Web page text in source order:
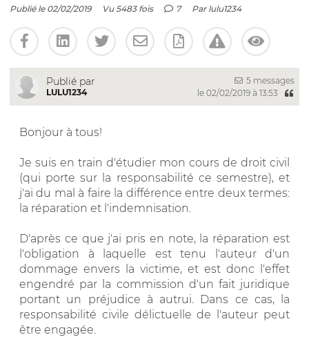
Publié le 02/02/2019 Vu 5483 fois 7 Par lulu1234
Publié par
LULU1234
5 messages
le 02/02/2019 à 13:53
Bonjour à tous!
Je suis en train d'étudier mon cours de droit civil
(qui porte sur la responsabilité ce semestre), et
j'ai du mal à faire la différence entre deux termes:
la réparation et l'indemnisation.
D'après ce que j'ai pris en note, la réparation est
l'obligation à laquelle est tenu l'auteur d'un
dommage envers la victime, et est donc l'effet
engendré par la commission d'un fait juridique
portant un préjudice à autrui. Dans ce cas, la
responsabilité civile délictuelle de l'auteur peut
être engagée.